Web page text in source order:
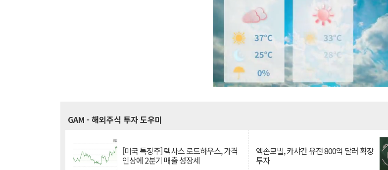
GAM - 해외주식 투자 도우미
[미국 특징주] 텍사스 로드하우스, 가격
인상에 2분기 매출 성장세
엑손모빌, 카샤간 유전 800억 달러 확장
투자